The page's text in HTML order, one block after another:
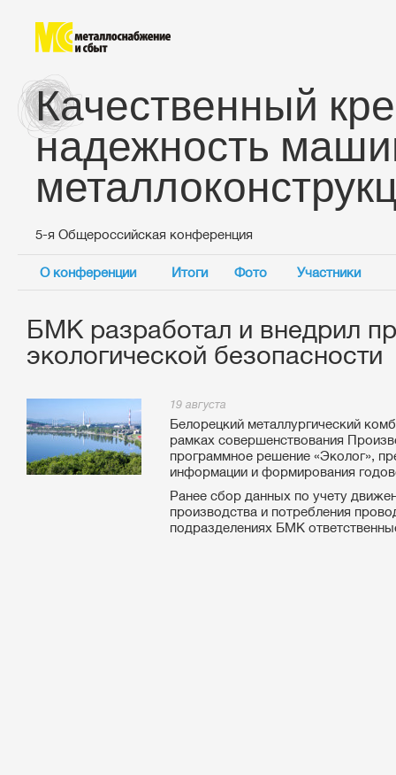
Качественный
надежность
5-я Общероссийская конференция
О конференции Итоги Фото Участники
БМК разработал и внедрил
экологической безопасности
19 августа
Белорецкий металлургический
рамках совершенствования
программное решение «Эколог»,
информации и формирования
Ранее сбор данных по учету
производства и потребления
подразделениях БМК